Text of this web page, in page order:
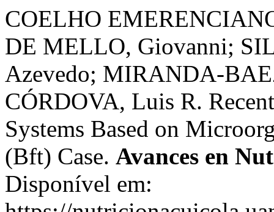
COELHO
DE MELLO, Giovanni;
Azevedo; MIRANDA-
CÓRDOVA, Luis R.
Systems Based on
(Bft) Case. Avances en
Disponível em: